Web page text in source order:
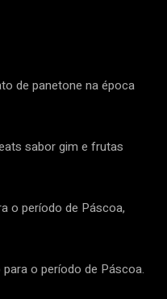
de panetone na época
sabor gim e frutas
o período de Páscoa,
o período de Páscoa.